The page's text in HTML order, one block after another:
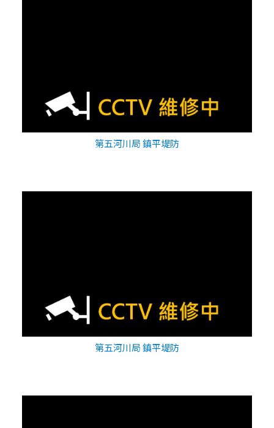
第五河川局 鎮平堤防
第五河川局 鎮平堤防